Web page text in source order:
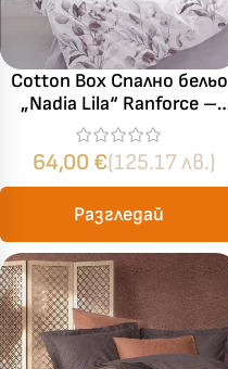
Cotton Box Спално бельо
„Nadia Lila“ Ranforce –
100% памук ранфорс – 5
части – за спалня с два
плика
64,00 €(125.17 лв.)
Разгледай